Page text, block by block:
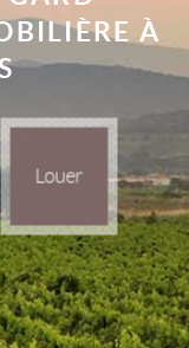
À
Louer